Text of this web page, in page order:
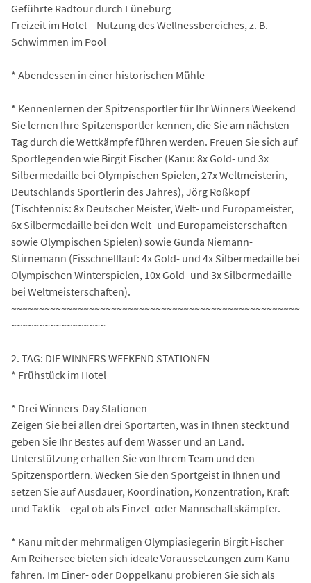
Geführte Radtour durch Lüneburg
Freizeit im Hotel – Nutzung des Wellnessbereiches, z. B.
Schwimmen im Pool
* Abendessen in einer historischen Mühle
* Kennenlernen der Spitzensportler für Ihr Winners Weekend
Sie lernen Ihre Spitzensportler kennen, die Sie am nächsten
Tag durch die Wettkämpfe führen werden. Freuen Sie sich auf
Sportlegenden wie Birgit Fischer (Kanu: 8x Gold- und 3x
Silbermedaille bei Olympischen Spielen, 27x Weltmeisterin,
Deutschlands Sportlerin des Jahres), Jörg Roßkopf
(Tischtennis: 8x Deutscher Meister, Welt- und Europameister,
6x Silbermedaille bei den Welt- und Europameisterschaften
sowie Olympischen Spielen) sowie Gunda Niemann-
Stirnemann (Eisschnelllauf: 4x Gold- und 4x Silbermedaille bei
Olympischen Winterspielen, 10x Gold- und 3x Silbermedaille
bei Weltmeisterschaften).
~~~~~~~~~~~~~~~~~~~~~~~~~~~~~~~~~~~~~~~~~~~~~~~~~~~~
~~~~~~~~~~~~~~~~~
2. TAG: DIE WINNERS WEEKEND STATIONEN
* Frühstück im Hotel
* Drei Winners-Day Stationen
Zeigen Sie bei allen drei Sportarten, was in Ihnen steckt und
geben Sie Ihr Bestes auf dem Wasser und an Land.
Unterstützung erhalten Sie von Ihrem Team und den
Spitzensportlern. Wecken Sie den Sportgeist in Ihnen und
setzen Sie auf Ausdauer, Koordination, Konzentration, Kraft
und Taktik – egal ob als Einzel- oder Mannschaftskämpfer.
* Kanu mit der mehrmaligen Olympiasiegerin Birgit Fischer
Am Reihersee bieten sich ideale Voraussetzungen zum Kanu
fahren. Im Einer- oder Doppelkanu probieren Sie sich als